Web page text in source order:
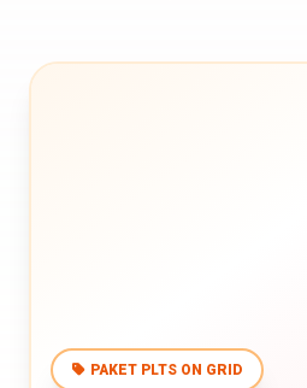
PAKET PLTS ON GRID